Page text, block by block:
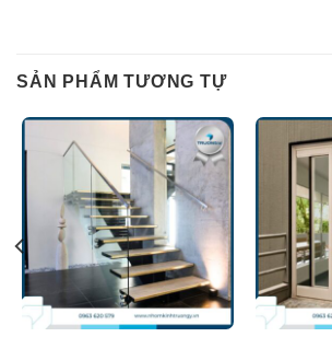
SẢN PHẨM TƯƠNG TỰ